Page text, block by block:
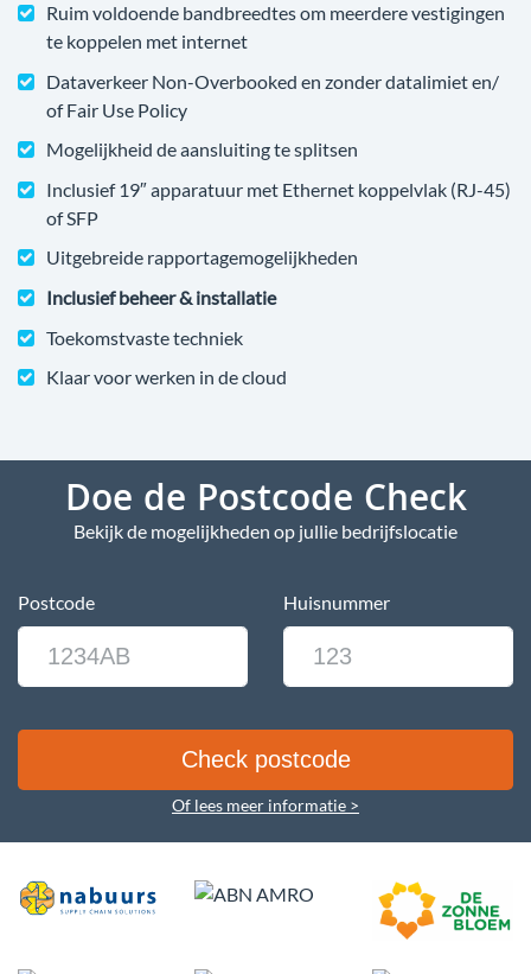
Ruim voldoende bandbreedtes om meerdere vestigingen
te koppelen met internet
Dataverkeer Non-Overbooked en zonder datalimiet en/
of Fair Use Policy
Mogelijkheid de aansluiting te splitsen
Inclusief 19″ apparatuur met Ethernet koppelvlak (RJ-45)
of SFP
Uitgebreide rapportagemogelijkheden
Inclusief beheer & installatie
Toekomstvaste techniek
Klaar voor werken in de cloud
Doe de Postcode Check
Bekijk de mogelijkheden op jullie bedrijfslocatie
Postcode Huisnummer
Of lees meer informatie >